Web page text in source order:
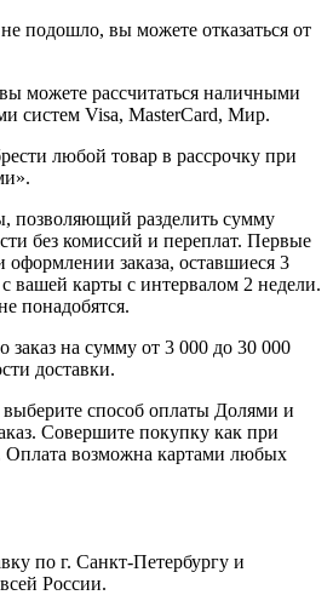
подошло, вы можете отказаться от
можете рассчитаться наличными
систем Visa, MasterCard, Мир.
любой товар в рассрочку при
позволяющий разделить сумму
без комиссий и переплат. Первые
оформлении заказа, оставшиеся 3
вашей карты с интервалом 2 недели.
понадобятся.
на сумму от 3 000 до 30 000
доставки.
способ оплаты Долями и
Совершите покупку как при
Оплата возможна картами любых
по г. Санкт-Петербургу и
России.